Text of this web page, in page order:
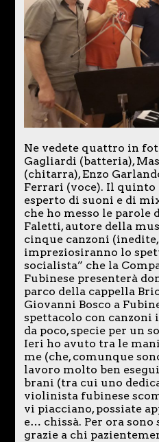
Ne vedete quattro in
Gagliardi (batteria),
(chitarra), Enzo
Ferrari (voce). Il quinto
esperto di suoni e di
che ho messo le parole
Faletti, autore della
cinque canzoni
impreziosiranno lo
socialista” che la
Fubinese presenterà
parco della cappella
Giovanni Bosco a
spettacolo con canzoni
da poco, specie per un
Ieri ho avuto tra le
me (che, comunque
lavoro molto ben
brani (tra cui uno
violinista fubinese
vi piacciano, possiate
e… chissà. Per ora
grazie a chi